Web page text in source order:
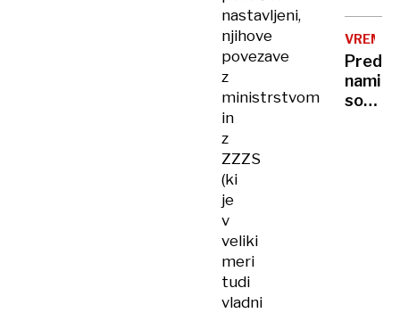
nastavljeni,
njihove
povezave
z
ministrstvom
in
z
ZZZS
(ki
je
v
veliki
meri
tudi
vladni
let
umrl
trener
Don
Nelson
VREME
Pred
nami
so